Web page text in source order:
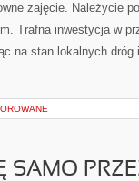
zajęcie. Należycie
Trafna inwestycja w
na stan lokalnych
SAMO